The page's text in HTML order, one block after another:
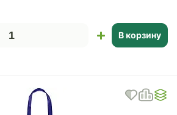
В корзину